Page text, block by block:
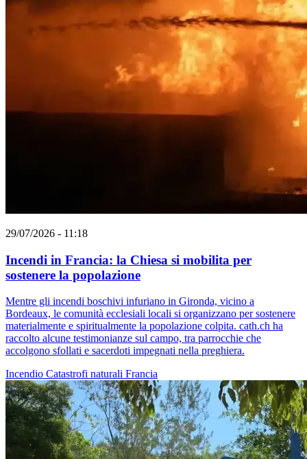
29/07/2026 - 11:18
Incendi in Francia: la Chiesa si mobilita per
sostenere la popolazione
Mentre gli incendi boschivi infuriano in Gironda, vicino a
Bordeaux, le comunità ecclesiali locali si organizzano per sostenere
materialmente e spiritualmente la popolazione colpita. cath.ch ha
raccolto alcune testimonianze sul campo, tra parrocchie che
accolgono sfollati e sacerdoti impegnati nella preghiera.
Incendio Catastrofi naturali Francia